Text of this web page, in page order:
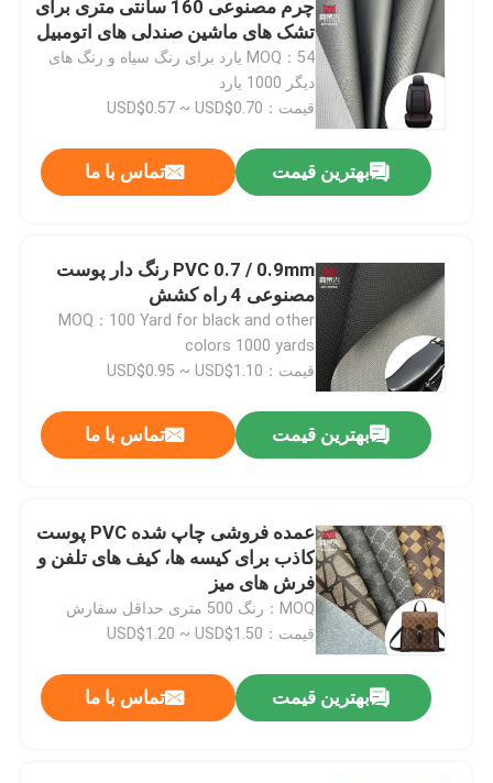
چرم مصنوعی 160 سانتی متری برای
تشک های ماشین صندلی های اتومبیل
MOQ：54 یارد برای رنگ سیاه و رنگ های
دیگر 1000 یارد
قیمت：USD$0.57 ~ USD$0.70
بهترین قیمت تماس با ما
PVC 0.7 / 0.9mm رنگ دار پوست
مصنوعی 4 راه کشش
MOQ：100 Yard for black and other
colors 1000 yards
قیمت：USD$0.95 ~ USD$1.10
بهترین قیمت تماس با ما
عمده فروشی چاپ شده PVC پوست
کاذب برای کیسه ها، کیف های تلفن و
فرش های میز
MOQ：رنگ 500 متری حداقل سفارش
قیمت：USD$1.20 ~ USD$1.50
بهترین قیمت تماس با ما